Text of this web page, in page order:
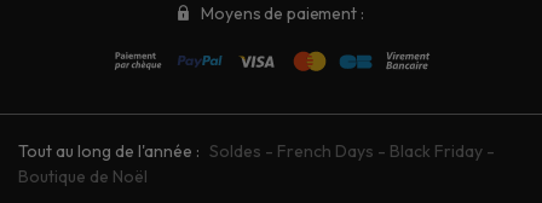
Moyens de paiement :
Tout au long de l'année : Soldes - French Days - Black Friday -
Boutique de Noël